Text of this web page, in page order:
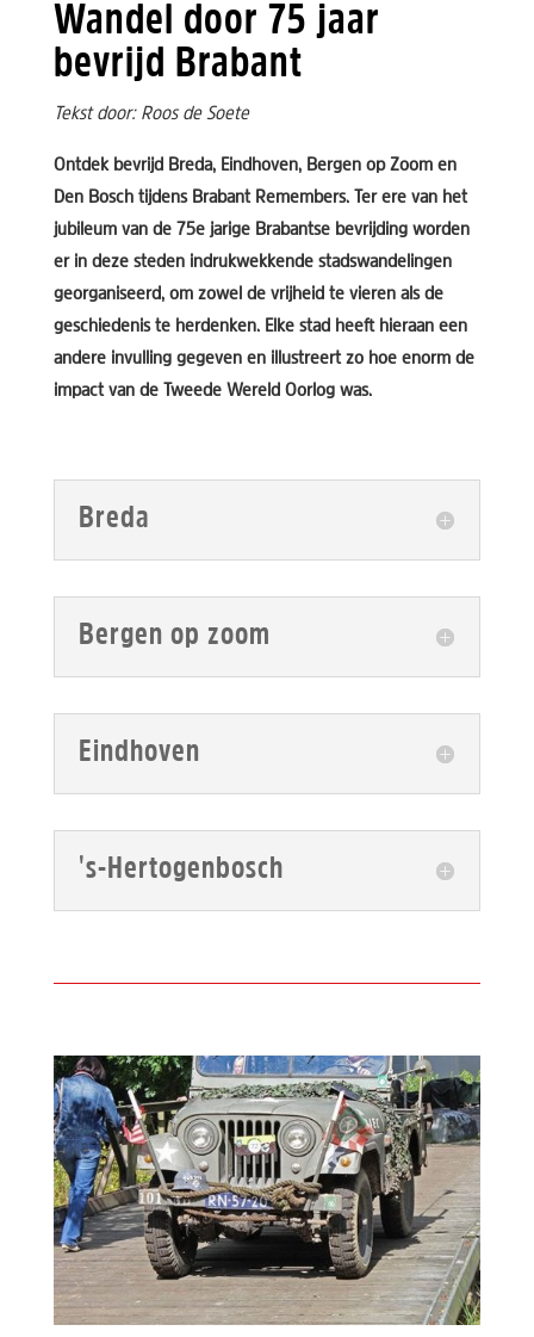
Wandel door 75 jaar
bevrijd Brabant
Tekst door: Roos de Soete
Ontdek bevrijd Breda, Eindhoven, Bergen op Zoom en
Den Bosch tijdens Brabant Remembers. Ter ere van het
jubileum van de 75e jarige Brabantse bevrijding worden
er in deze steden indrukwekkende stadswandelingen
georganiseerd, om zowel de vrijheid te vieren als de
geschiedenis te herdenken. Elke stad heeft hieraan een
andere invulling gegeven en illustreert zo hoe enorm de
impact van de Tweede Wereld Oorlog was.
Breda
Bergen op zoom
Eindhoven
's-Hertogenbosch